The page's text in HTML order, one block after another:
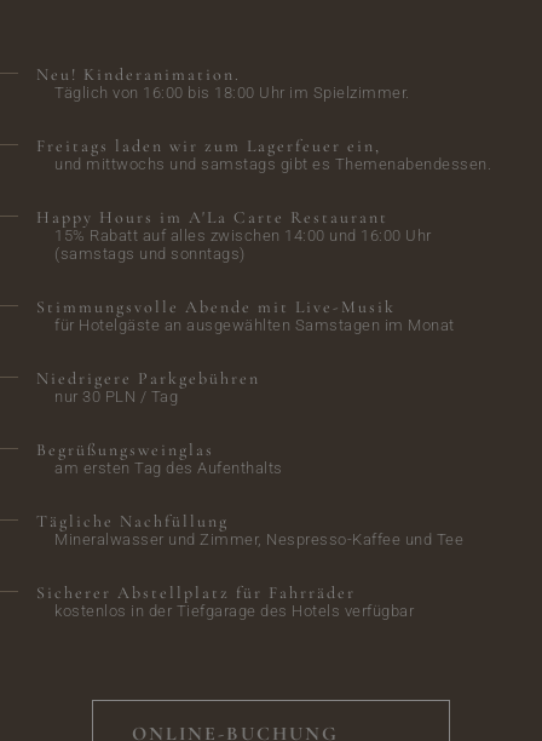
Neu! Kinderanimation.
Täglich von 16:00 bis 18:00 Uhr im Spielzimmer.
Freitags laden wir zum Lagerfeuer ein,
und mittwochs und samstags gibt es Themenabendessen.
Happy Hours im A'La Carte Restaurant
15% Rabatt auf alles zwischen 14:00 und 16:00 Uhr
(samstags und sonntags)
Stimmungsvolle Abende mit Live-Musik
für Hotelgäste an ausgewählten Samstagen im Monat
Niedrigere Parkgebühren
nur 30 PLN / Tag
Begrüßungsweinglas
am ersten Tag des Aufenthalts
Tägliche Nachfüllung
Mineralwasser und Zimmer, Nespresso-Kaffee und Tee
Sicherer Abstellplatz für Fahrräder
kostenlos in der Tiefgarage des Hotels verfügbar
ONLINE-BUCHUNG